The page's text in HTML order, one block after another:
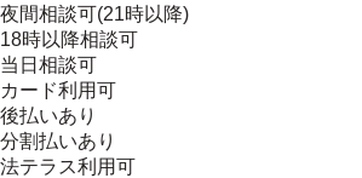
夜間相談可(21時以降)
18時以降相談可
当日相談可
カード利用可
後払いあり
分割払いあり
法テラス利用可